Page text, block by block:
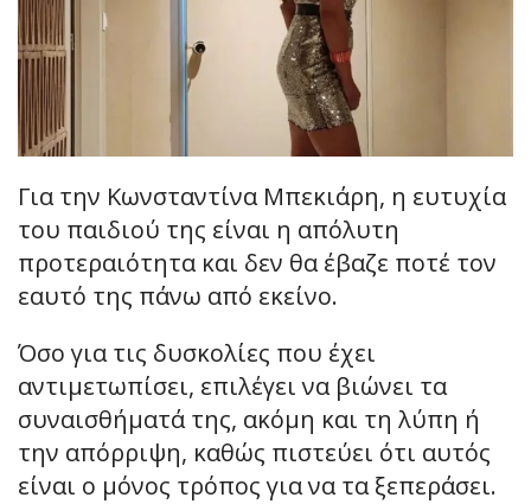
Για την Κωνσταντίνα Μπεκιάρη, η ευτυχία
του παιδιού της είναι η απόλυτη
προτεραιότητα και δεν θα έβαζε ποτέ τον
εαυτό της πάνω από εκείνο.
Όσο για τις δυσκολίες που έχει
αντιμετωπίσει, επιλέγει να βιώνει τα
συναισθήματά της, ακόμη και τη λύπη ή
την απόρριψη, καθώς πιστεύει ότι αυτός
είναι ο μόνος τρόπος για να τα ξεπεράσει.